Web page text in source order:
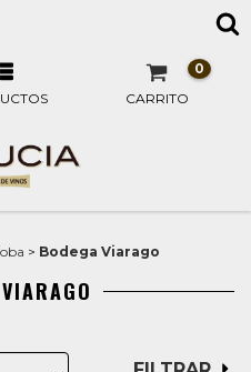
CARRITO
0
> Bodega Viarago